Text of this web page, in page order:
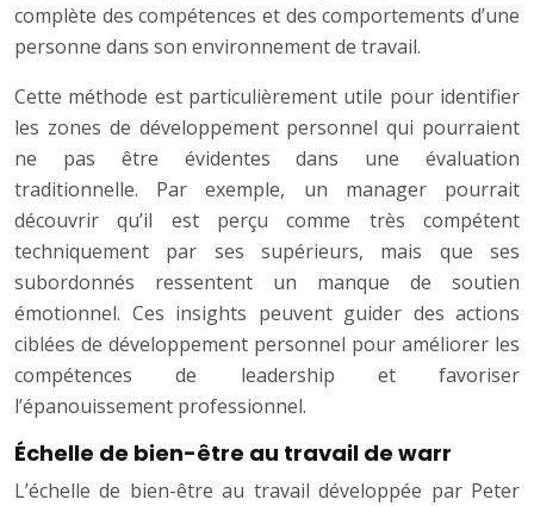
complète des compétences et des comportements d’une
personne dans son environnement de travail.
Cette méthode est particulièrement utile pour identifier
les zones de développement personnel qui pourraient
ne pas être évidentes dans une évaluation
traditionnelle. Par exemple, un manager pourrait
découvrir qu’il est perçu comme très compétent
techniquement par ses supérieurs, mais que ses
subordonnés ressentent un manque de soutien
émotionnel. Ces insights peuvent guider des actions
ciblées de développement personnel pour améliorer les
compétences de leadership et favoriser
l’épanouissement professionnel.
Échelle de bien-être au travail de warr
L’échelle de bien-être au travail développée par Peter